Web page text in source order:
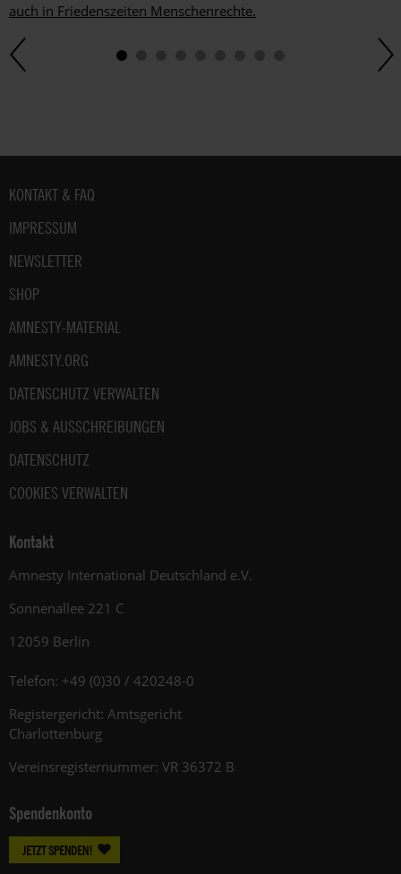
auch in Friedenszeiten Menschenrechte.
Fußbereich
KONTAKT & FAQ
IMPRESSUM
NEWSLETTER
SHOP
AMNESTY-MATERIAL
AMNESTY.ORG
DATENSCHUTZ VERWALTEN
JOBS & AUSSCHREIBUNGEN
DATENSCHUTZ
COOKIES VERWALTEN
Kontakt
Amnesty International Deutschland e.V.
Sonnenallee 221 C
12059 Berlin
Telefon: +49 (0)30 / 420248-0
Registergericht: Amtsgericht
Charlottenburg
Vereinsregisternummer: VR 36372 B
Spendenkonto
JETZT SPENDEN!